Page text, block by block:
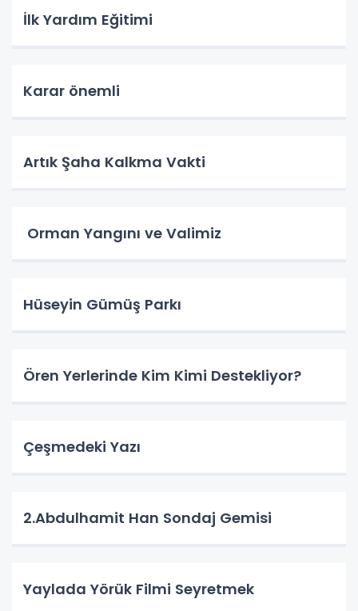
İlk Yardım Eğitimi
Karar önemli
Artık Şaha Kalkma Vakti
Orman Yangını ve Valimiz
Hüseyin Gümüş Parkı
Ören Yerlerinde Kim Kimi Destekliyor?
Çeşmedeki Yazı
2.Abdulhamit Han Sondaj Gemisi
Yaylada Yörük Filmi Seyretmek